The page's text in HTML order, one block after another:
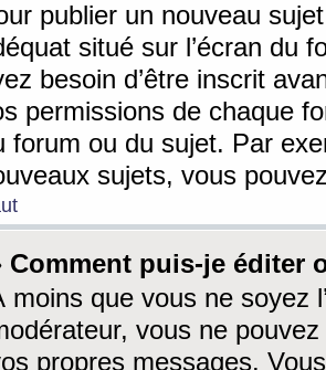
publier un nouveau
situé sur l’écran du
besoin d’être inscrit
permissions de chaque
forum ou du sujet. Par
sujets, vous
Comment puis-je éditer
moins que vous ne soyez
vous ne
propres messages.